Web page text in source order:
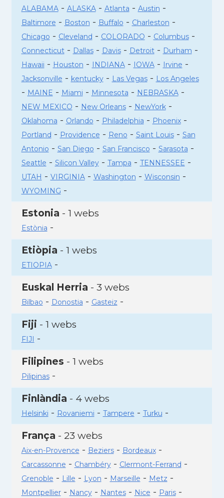
ALABAMA- ALASKA- Atlanta - Austin -
Baltimore - Boston - Buffalo - Charleston -
Chicago - Cleveland - COLORADO - Columbus-
Connecticut- Dallas- Davis- Detroit- Durham -
Hawaii - Houston - INDIANA- IOWA- Irvine -
Jacksonville - kentucky- Las Vegas- Los Angeles
- MAINE - Miami - Minnesota - NEBRASKA-
NEW MEXICO - New Orleans- NewYork-
Oklahoma - Orlando - Philadelphia - Phoenix-
Portland - Providence - Reno - Saint Louis- San
Antonio - San Diego - San Francisco - Sarasota -
Seattle - Silicon Valley- Tampa - TENNESSEE -
UTAH - VIRGINIA- Washington - Wisconsin -
WYOMING -
Estonia - 1 webs
Estònia -
Etiòpia - 1 webs
ETIOPIA-
Euskal Herria - 3 webs
Bilbao - Donostia - Gasteiz -
Fiji - 1 webs
FIJI -
Filipines - 1 webs
Pilipinas-
Finlàndia - 4 webs
Helsinki - Rovaniemi - Tampere - Turku -
França - 23 webs
Aix-en-Provence - Beziers- Bordeaux-
Carcassonne - Chambéry- Clermont-Ferrand -
Grenoble - Lille - Lyon - Marseille - Metz -
Montpellier- Nancy- Nantes- Nice - Paris-